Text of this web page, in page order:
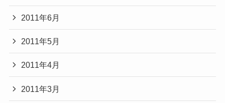
2011年6月
2011年5月
2011年4月
2011年3月